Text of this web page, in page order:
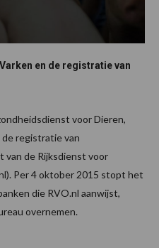
en de registratie van
voor Dieren,
registratie van
van de Rijksdienst voor
Per 4 oktober 2015 stopt het
die RVO.nl aanwijst,
overnemen.